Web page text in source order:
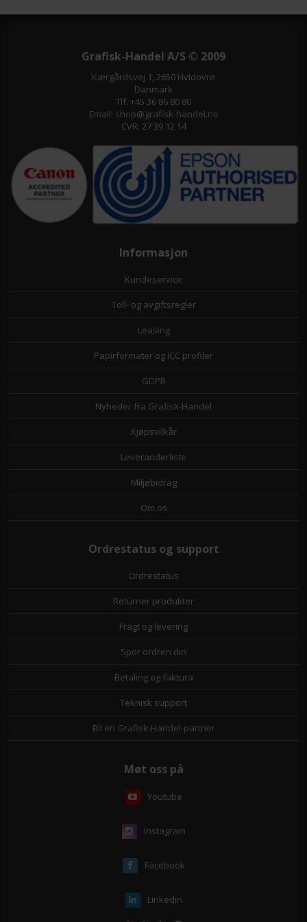
Grafisk-Handel A/S © 2009
Kærgårdsvej 1, 2650 Hvidovre
Danmark
Tlf. +45 36 86 80 80
Email: shop@grafisk-handel.no
CVR: 27 39 12 14
Informasjon
Kundeservice
Toll- og avgiftsregler
Leasing
Papirformater og ICC profiler
GDPR
Nyheder fra Grafisk-Handel
Kjøpsvilkår
Leverandørliste
Miljøbidrag
Om os
Ordrestatus og support
Ordrestatus
Returner produkter
Fragt og levering
Spor ordren din
Betaling og faktura
Teknisk support
Bli en Grafisk-Handel-partner
Møt oss på
Youtube
Instagram
Facebook
Linkedin